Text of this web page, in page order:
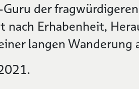
der
nach Erhabenheit,
langen Wanderung